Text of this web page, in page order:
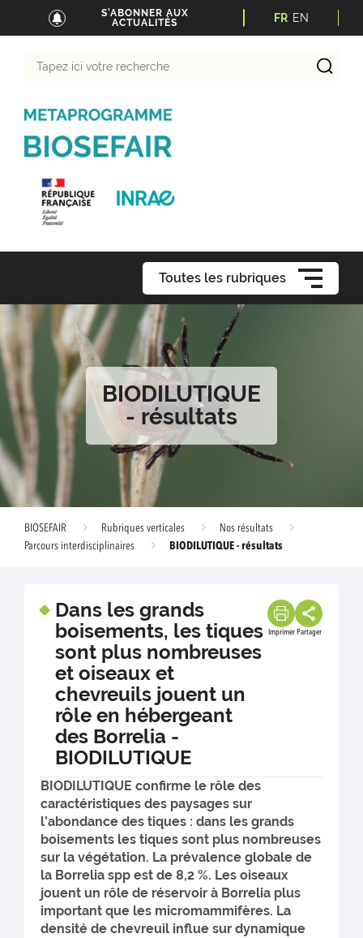
S'ABONNER AUX
ACTUALITÉS
FR EN
Toutes les rubriques
BIODILUTIQUE
- résultats
BIOSEFAIR Rubriques verticales
Nos résultats
Parcours interdisciplinaires
BIODILUTIQUE - résultats
Dans les grands
boisements, les tiques
sont plus nombreuses
et oiseaux et
chevreuils jouent un
rôle en hébergeant
des Borrelia -
BIODILUTIQUE
Imprimer Partager
BIODILUTIQUE confirme le rôle des
caractéristiques des paysages sur
l’abondance des tiques : dans les grands
boisements les tiques sont plus nombreuses
sur la végétation. La prévalence globale de
la Borrelia spp est de 8,2 %. Les oiseaux
jouent un rôle de réservoir à Borrelia plus
important que les micromammifères. La
densité de chevreuil influe sur dynamique